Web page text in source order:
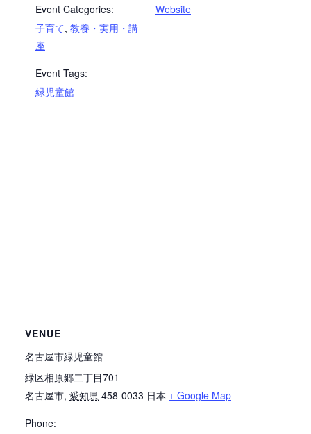
Event Categories:
子育て, 教養・実用・講
座
Event Tags:
緑児童館
Website
VENUE
名古屋市緑児童館
緑区相原郷二丁目701
名古屋市, 愛知県 458-0033 日本 + Google Map
Phone: